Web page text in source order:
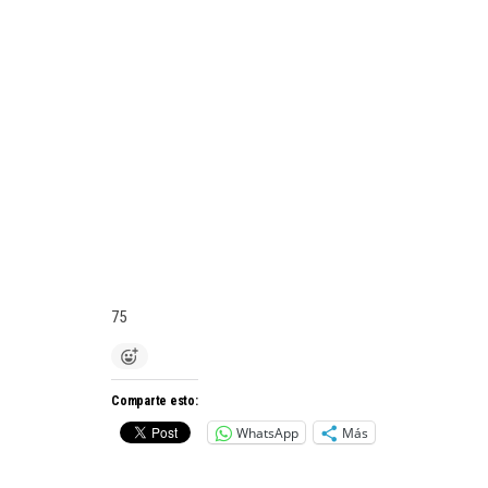
75
Comparte esto:
WhatsApp Más